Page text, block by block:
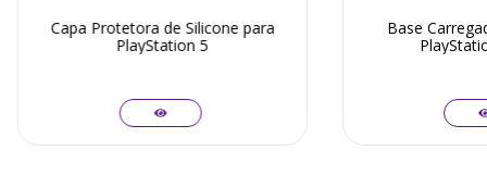
Capa Protetora de Silicone para
PlayStation 5
Base